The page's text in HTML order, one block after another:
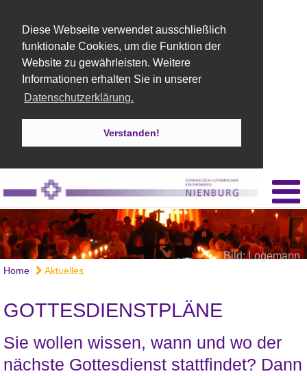
Diese Webseite verwendet ausschließlich
funktionale Cookies, um die Funktion der
Website zu gewährleisten. Weitere
Informationen erhalten Sie in unserer
Datenschutzerklärung.
Verstanden!
Bild: Logemann
Home Aktuelles
GOTTESDIENSTPLÄNE
Sie wollen wissen, wann und wo der
nächste Gottesdienst stattfindet? Dann